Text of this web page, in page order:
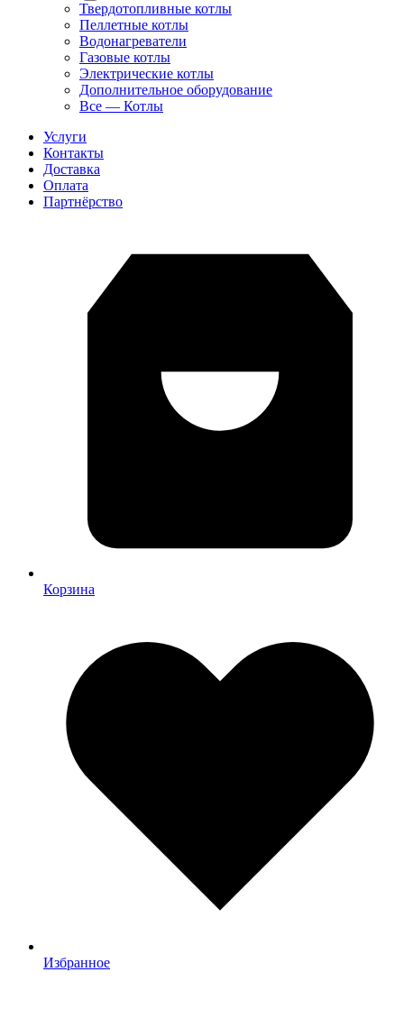
Твердотопливные котлы
Пеллетные котлы
Водонагреватели
Газовые котлы
Электрические котлы
Дополнительное оборудование
Все — Котлы
Услуги
Контакты
Доставка
Оплата
Партнёрство
Корзина
Избранное